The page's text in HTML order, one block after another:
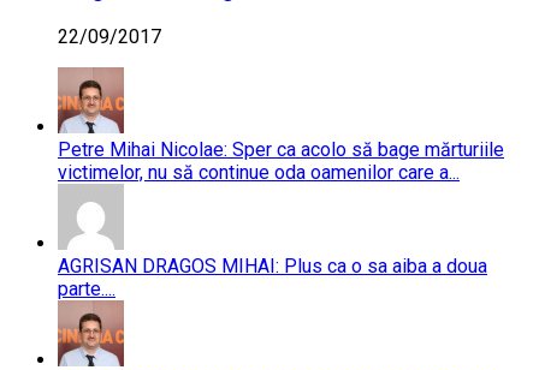
22/09/2017
Petre Mihai Nicolae: Sper ca acolo să bage mărturiile
victimelor, nu să continue oda oamenilor care a...
AGRISAN DRAGOS MIHAI: Plus ca o sa aiba a doua
parte....